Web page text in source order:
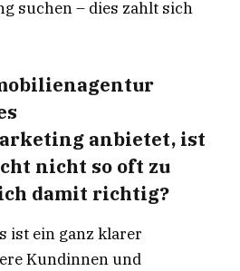
suchen – dies zahlt sich
anbietet, ist
nicht so oft zu
damit richtig?
ist ein ganz klarer
Kundinnen und